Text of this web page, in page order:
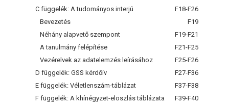
C függelék: A tudományos interjú
F18-F26
Bevezetés
F19
Néhány alapvető szempont
F19-F21
A tanulmány felépítése
F21-F25
Vezérelvek az adatelemzés leírásához
F25-F26
D függelék: GSS kérdőív
F27-F36
E függelék: Véletlenszám-táblázat
F37-F38
F függelék: A khínégyzet-eloszlás táblázata
F39-F40